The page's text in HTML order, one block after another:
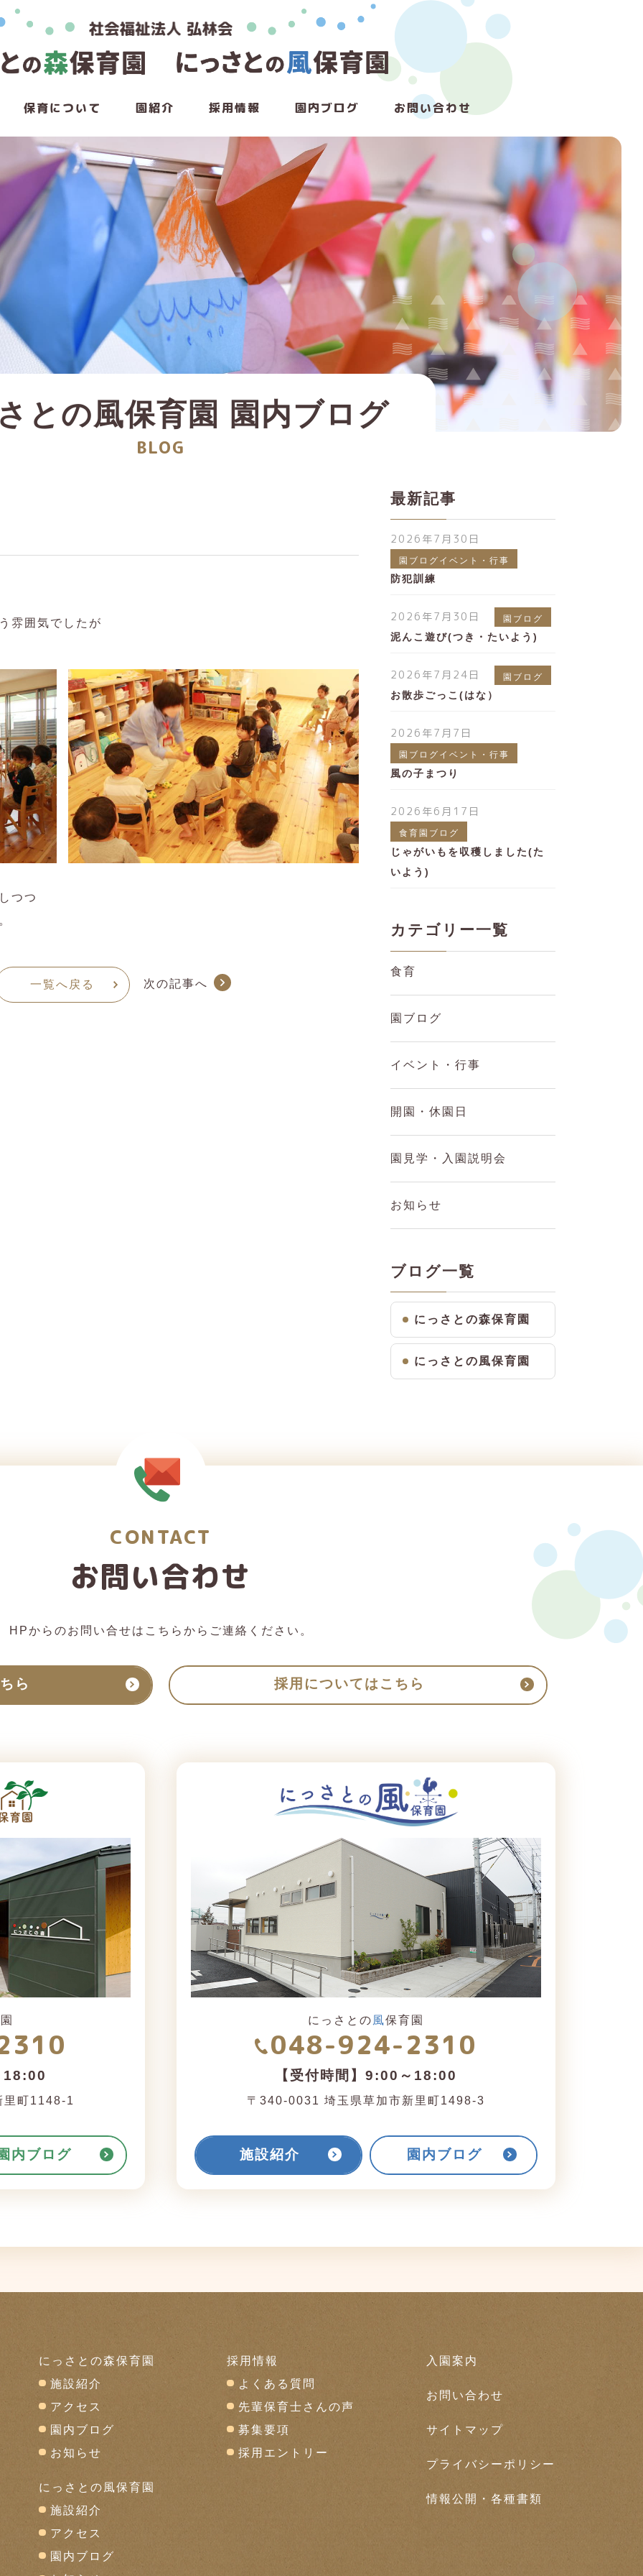
保育について 園紹介 採用情報 園内ブログ お問い合わせ
との風保育園 園内ブログ
BLOG
雰囲気でしたが
つつ
一覧へ戻る 次の記事へ
最新記事
2026年7月30日
園ブログイベント・行事
防犯訓練
2026年7月30日 園ブログ
泥んこ遊び(つき・たいよう)
2026年7月24日 園ブログ
お散歩ごっこ(はな）
2026年7月7日
園ブログイベント・行事
風の子まつり
2026年6月17日
食育園ブログ
じゃがいもを収穫しました(た
いよう)
カテゴリー一覧
食育
園ブログ
イベント・行事
開園・休園日
園見学・入園説明会
お知らせ
ブログ一覧
にっさとの森保育園
にっさとの風保育園
CONTACT
お問い合わせ
HPからのお問い合せはこちらからご連絡ください。
ら 採用についてはこちら
18:00
里町1148-1
内ブログ
にっさとの 風保育園
048-924-2310
【受付時間】9:00～18:00
〒340-0031 埼玉県草加市新里町1498-3
施設紹介 園内ブログ
にっさとの森保育園
施設紹介
アクセス
園内ブログ
お知らせ
にっさとの風保育園
施設紹介
アクセス
園内ブログ
採用情報
よくある質問
先輩保育士さんの声
募集要項
採用エントリー
入園案内
お問い合わせ
サイトマップ
プライバシーポリシー
情報公開・各種書類